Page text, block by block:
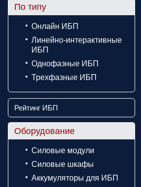
По типу
Онлайн ИБП
Линейно-интерактивные
ИБП
Однофазные ИБП
Трехфазные ИБП
Рейтинг ИБП
Оборудование
Силовые модули
Силовые шкафы
Аккумуляторы для ИБП